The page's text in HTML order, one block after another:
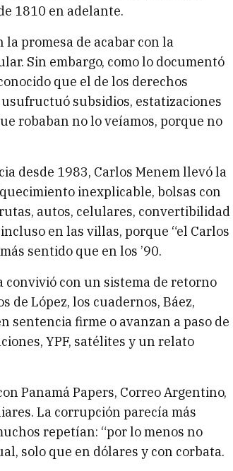
1810 en adelante.
promesa de acabar con la
Sin embargo, como lo documentó
que el de los derechos
subsidios, estatizaciones
robaban no lo veíamos, porque no
desde 1983, Carlos Menem llevó la
inexplicable, bolsas con
autos, celulares, convertibilidad
en las villas, porque “el Carlos
sentido que en los ’90.
con un sistema de retorno
de López, los cuadernos, Báez,
sentencia firme o avanzan a paso de
YPF, satélites y un relato
Panamá Papers, Correo Argentino,
La corrupción parecía más
repetían: “por lo menos no
solo que en dólares y con corbata.